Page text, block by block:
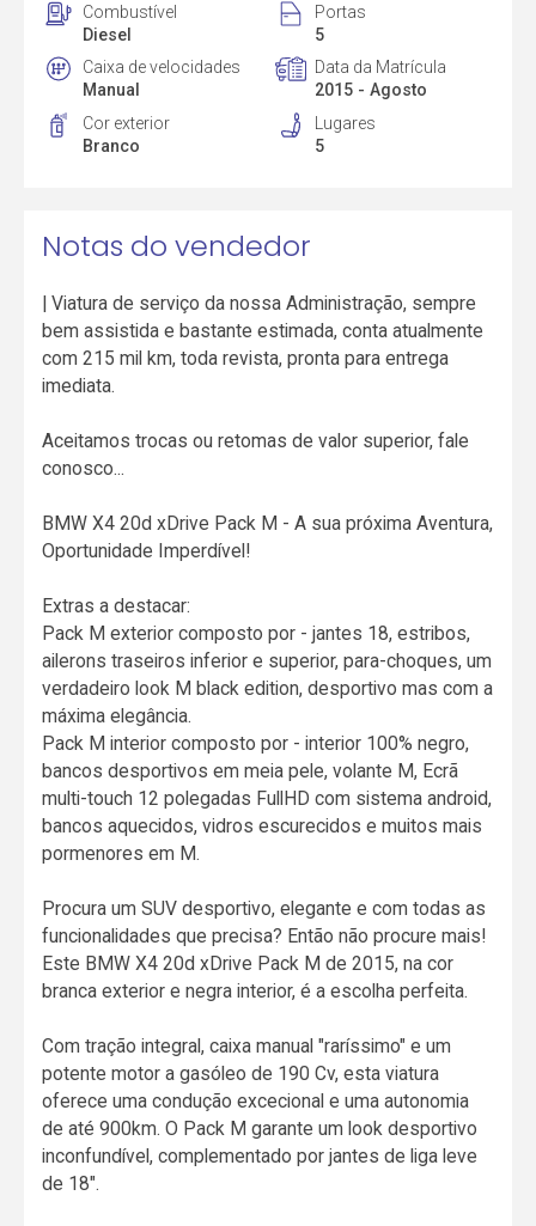
Combustível
Diesel
Portas
5
Caixa de velocidades
Manual
Data da Matrícula
2015 - Agosto
Cor exterior
Branco
Lugares
5
Notas do vendedor
| Viatura de serviço da nossa Administração, sempre
bem assistida e bastante estimada, conta atualmente
com 215 mil km, toda revista, pronta para entrega
imediata.
Aceitamos trocas ou retomas de valor superior, fale
conosco...
BMW X4 20d xDrive Pack M - A sua próxima Aventura,
Oportunidade Imperdível!
Extras a destacar:
Pack M exterior composto por - jantes 18, estribos,
ailerons traseiros inferior e superior, para-choques, um
verdadeiro look M black edition, desportivo mas com a
máxima elegância.
Pack M interior composto por - interior 100% negro,
bancos desportivos em meia pele, volante M, Ecrã
multi-touch 12 polegadas FullHD com sistema android,
bancos aquecidos, vidros escurecidos e muitos mais
pormenores em M.
Procura um SUV desportivo, elegante e com todas as
funcionalidades que precisa? Então não procure mais!
Este BMW X4 20d xDrive Pack M de 2015, na cor
branca exterior e negra interior, é a escolha perfeita.
Com tração integral, caixa manual "raríssimo" e um
potente motor a gasóleo de 190 Cv, esta viatura
oferece uma condução excecional e uma autonomia
de até 900km. O Pack M garante um look desportivo
inconfundível, complementado por jantes de liga leve
de 18".